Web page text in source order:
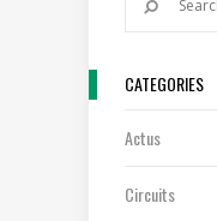
CATEGORIES
Actus
Circuits